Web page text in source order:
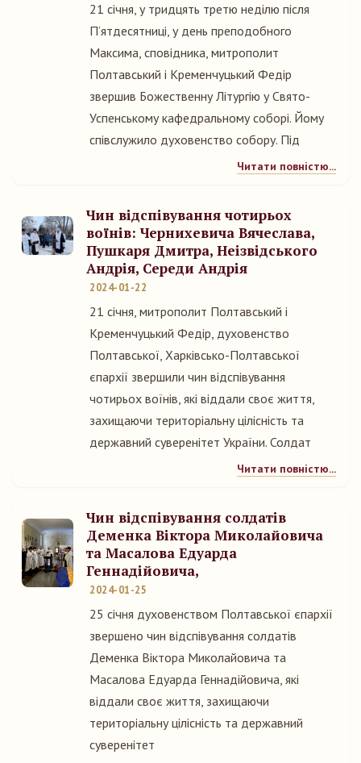
21 січня, у тридцять третю неділю після
П’ятдесятниці, у день преподобного
Максима, сповідника, митрополит
Полтавський і Кременчуцький Федір
звершив Божественну Літургію у Свято-
Успенському кафедральному соборі. Йому
співслужило духовенство собору. Під
Читати повністю...
Чин відспівування чотирьох
воїнів: Чернихевича Вячеслава,
Пушкаря Дмитра, Неізвідського
Андрія, Середи Андрія
2024-01-22
21 січня, митрополит Полтавський і
Кременчуцький Федір, духовенство
Полтавської, Харківсько-Полтавської
єпархії звершили чин відспівування
чотирьох воїнів, які віддали своє життя,
захищаючи територіальну цілісність та
державний суверенітет України. Солдат
Читати повністю...
Чин відспівування солдатів
Деменка Віктора Миколайовича
та Масалова Едуарда
Геннадійовича,
2024-01-25
25 січня духовенством Полтавської єпархії
звершено чин відспівування солдатів
Деменка Віктора Миколайовича та
Масалова Едуарда Геннадійовича, які
віддали своє життя, захищаючи
територіальну цілісність та державний
суверенітет